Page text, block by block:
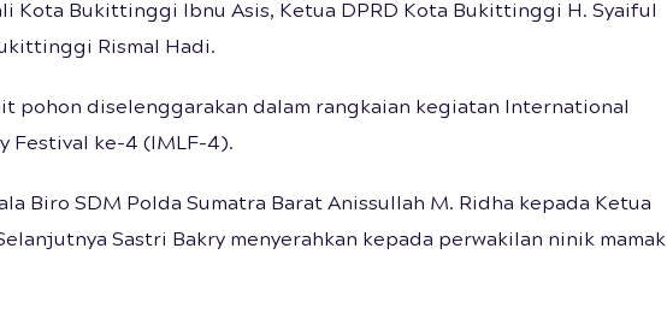
Kota Bukittinggi Ibnu Asis, Ketua DPRD Kota Bukittinggi H. Syaiful
Rismal Hadi.
pohon diselenggarakan dalam rangkaian kegiatan International
Festival ke-4 (IMLF-4).
Biro SDM Polda Sumatra Barat Anissullah M. Ridha kepada Ketua
Sastri Bakry menyerahkan kepada perwakilan ninik mamak